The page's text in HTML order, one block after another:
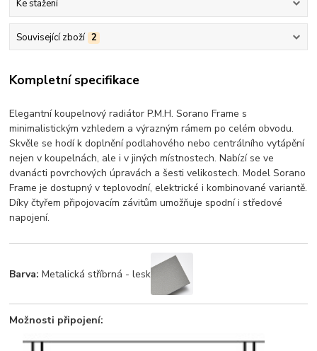
Ke stažení
Související zboží 2
Kompletní specifikace
Elegantní koupelnový radiátor P.M.H. Sorano Frame s
minimalistickým vzhledem a výrazným rámem po celém obvodu.
Skvěle se hodí k doplnění podlahového nebo centrálního vytápění
nejen v koupelnách, ale i v jiných místnostech. Nabízí se ve
dvanácti povrchových úpravách a šesti velikostech. Model Sorano
Frame je dostupný v teplovodní, elektrické i kombinované variantě.
Díky čtyřem připojovacím závitům umožňuje spodní i středové
napojení.
Barva: Metalická stříbrná - lesk
Možnosti připojení: